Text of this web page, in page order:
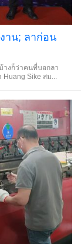
าน; ลาก่อน
างก็ว่าคนที่บอกลา
Huang Sike สม...